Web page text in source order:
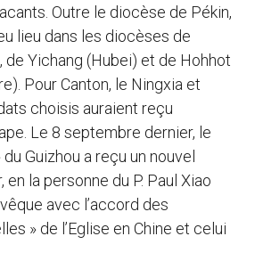
Outre le diocèse de Pékin,
lieu dans les diocèses de
de Yichang (Hubei) et de Hohhot
Pour Canton, le Ningxia et
choisis auraient reçu
Le 8 septembre dernier, le
Guizhou a reçu un nouvel
la personne du P. Paul Xiao
avec l’accord des
» de l’Eglise en Chine et celui